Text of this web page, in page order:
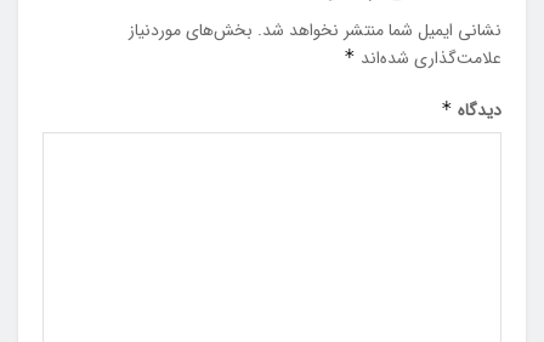
نشانی ایمیل شما منتشر نخواهد شد. بخش‌های موردنیاز
علامت‌گذاری شده‌اند *
دیدگاه *